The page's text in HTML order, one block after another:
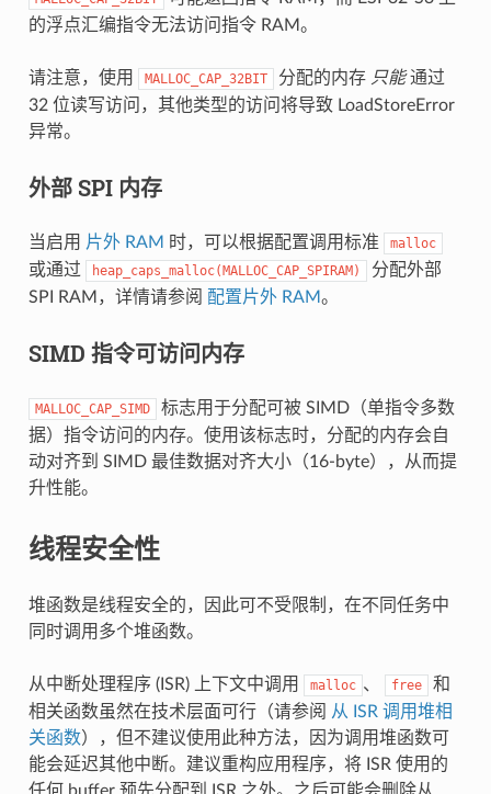
的浮点汇编指令无法访问指令 RAM。
请注意，使用 MALLOC_CAP_32BIT 分配的内存 只能通过
32 位读写访问，其他类型的访问将导致 LoadStoreError
异常。
外部 SPI 内存
当启用 片外 RAM 时，可以根据配置调用标准 malloc
或通过 heap_caps_malloc(MALLOC_CAP_SPIRAM)
分配外部
SPI RAM，详情请参阅 配置片外 RAM。
SIMD 指令可访问内存
MALLOC_CAP_SIMD
标志用于分配可被 SIMD（单指令多数
据）指令访问的内存。使用该标志时，分配的内存会自
动对齐到 SIMD 最佳数据对齐大小（16-byte），从而提
升性能。
线程安全性
堆函数是线程安全的，因此可不受限制，在不同任务中
同时调用多个堆函数。
从中断处理程序 (ISR) 上下文中调用 malloc 、 free
和
相关函数虽然在技术层面可行（请参阅 从 ISR 调用堆相
关函数），但不建议使用此种方法，因为调用堆函数可
能会延迟其他中断。建议重构应用程序，将 ISR 使用的